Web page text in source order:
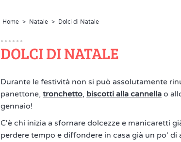
Home > Natale > Dolci di Natale
DOLCI DI NATALE
Durante le festività non si può assolutamente
panettone, tronchetto, biscotti alla cannella o
gennaio!
C'è chi inizia a sfornare dolcezze e manicaretti
perdere tempo e diffondere in casa già un po'